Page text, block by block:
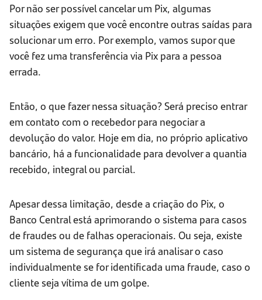
Por não ser possível cancelar um Pix, algumas
situações exigem que você encontre outras saídas para
solucionar um erro. Por exemplo, vamos supor que
você fez uma transferência via Pix para a pessoa
errada.
Então, o que fazer nessa situação? Será preciso entrar
em contato com o recebedor para negociar a
devolução do valor. Hoje em dia, no próprio aplicativo
bancário, há a funcionalidade para devolver a quantia
recebido, integral ou parcial.
Apesar dessa limitação, desde a criação do Pix, o
Banco Central está aprimorando o sistema para casos
de fraudes ou de falhas operacionais. Ou seja, existe
um sistema de segurança que irá analisar o caso
individualmente se for identificada uma fraude, caso o
cliente seja vítima de um golpe.